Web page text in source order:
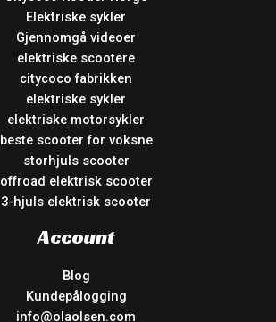
Elektriske sykler
Gjennomgå videoer
elektriske scootere
citycoco fabrikken
elektriske sykler
elektriske motorsykler
beste scooter for voksne
storhjuls scooter
offroad elektrisk scooter
3-hjuls elektrisk scooter
Account
Blog
Kundepålogging
info@olaolsen.com